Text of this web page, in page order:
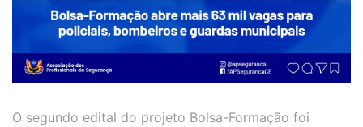
O segundo edital do projeto Bolsa-Formação foi